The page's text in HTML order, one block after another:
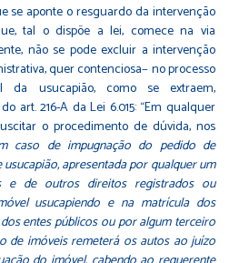
se aponte o resguardo da intervenção
tal o dispõe a lei, comece na via
não se pode excluir a intervenção
quer contenciosa− no processo
da usucapião, como se extraem,
art. 216-A da Lei 6.015: “Em qualquer
o procedimento de dúvida, nos
caso de impugnação do pedido de
apresentada por qualquer um
e de outros direitos registrados ou
usucapiendo e na matrícula dos
entes públicos ou por algum terceiro
de imóveis remeterá os autos ao juízo